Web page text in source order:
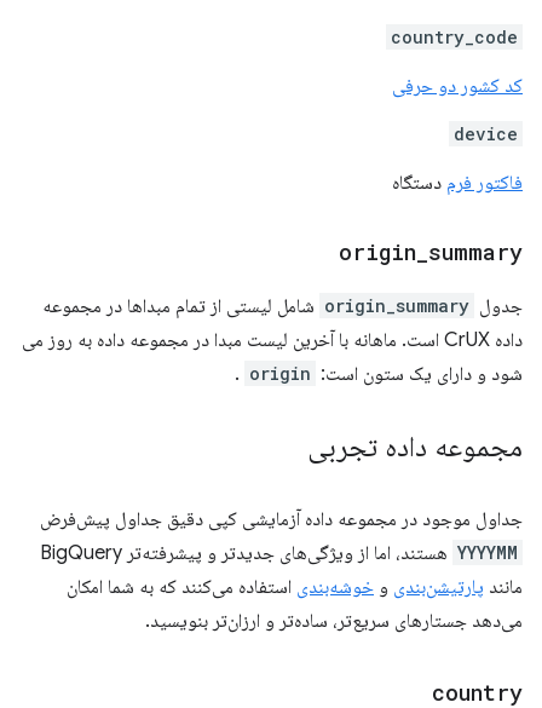
country_code
کد کشور دو حرفی
device
فاکتور فرم دستگاه
origin summary
جدول origin_summary شامل لیستی از تمام مبداها در مجموعه
داده CrUX است. ماهانه با آخرین لیست مبدا در مجموعه داده به روز می
شود و دارای یک ستون است: origin
.
مجموعه داده تجربی
جداول موجود در مجموعه داده آزمایشی کپی دقیق جداول پیش‌فرض
YYYYMM
هستند، اما از ویژگی‌های جدیدتر و پیشرفته‌تر BigQuery
مانند پارتیشن‌بندی و خوشه‌بندی استفاده می‌کنند که به شما امکان
می‌دهد جستارهای سریع‌تر، ساده‌تر و ارزان‌تر بنویسید.
country